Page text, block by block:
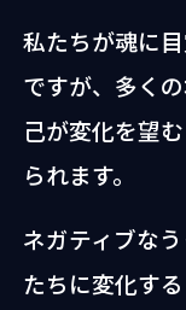
私たちが魂に
ですが、多く
己が変化を望
られます。
ネガティブな
たちに変化す